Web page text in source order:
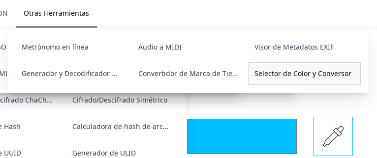
RSA Generador de Pares de Claves RSA
Contraseña de Clave Privada RSA Generador de Pares de Claves Ed25519
Cifrado y Descifrado ChaCha20 Cifrado/Descifrado Simétrico
Hash Calculadora de hash de archivos
UUID Generador de ULID
Convertidor JSON/XML Comparador de Diferencias JSON
Otras Herramientas
Metrónomo en línea Audio a MIDI Visor de Metadatos EXIF
Generador y Decodificador de Códigos QR Convertidor de Marca de Tiempo Selector de Color y Conversor
de Códigos de Color